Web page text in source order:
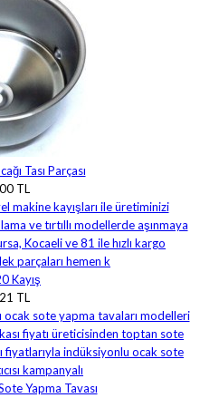
Tası Parçası
TL
Kayış
TL
Yapma Tavası